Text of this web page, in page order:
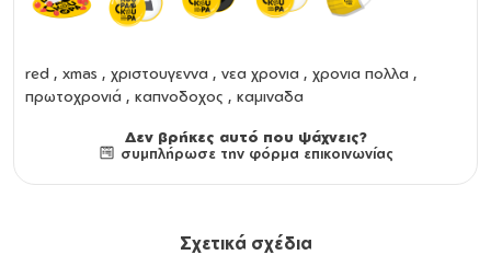
red , xmas , χριστουγεννα , νεα χρονια , χρονια πολλα ,
πρωτοχρονιά , καπνοδοχος , καμιναδα
Δεν βρήκες αυτό που ψάχνεις?
συμπλήρωσε την φόρμα επικοινωνίας
Σχετικά σχέδια